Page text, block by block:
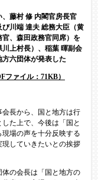
藤村 修 内閣官房長官
び川端 達夫 総務大臣（黄
、森田政務官同席）を
上村長）、稲葉 暉副会
六団体が発表した
ファイル：71KB）
長から、国と地方は行
た上で、今後は「国と
場の声を十分反映する
していきたいとの挨拶
の会長は「国と地方の